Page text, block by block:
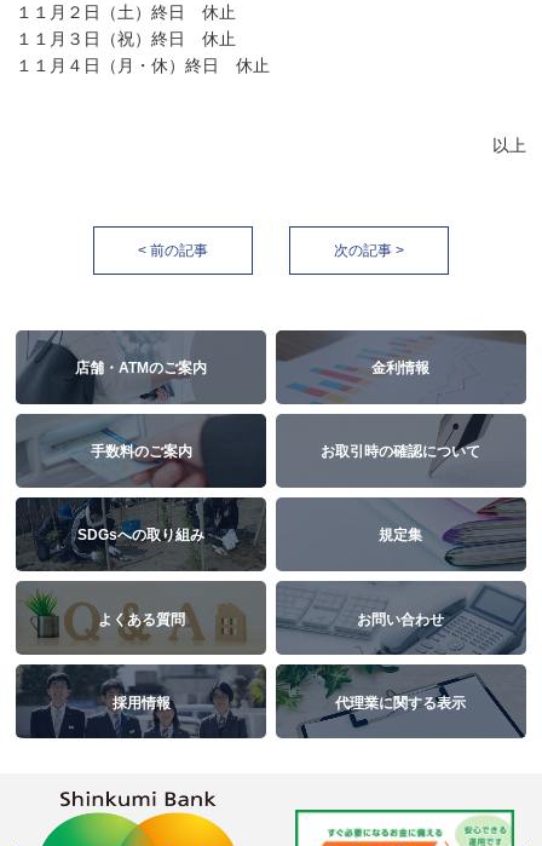
１１月２日（土）終日 休止
１１月３日（祝）終日 休止
１１月４日（月・休）終日 休止
以上
< 前の記事 次の記事 >
店舗・ATMのご案内 金利情報
手数料のご案内 お取引時の確認について
SDGsへの取り組み 規定集
よくある質問 お問い合わせ
採用情報 代理業に関する表示